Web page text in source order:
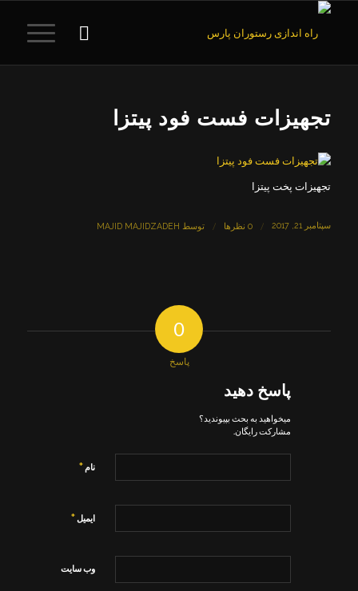
تجهیزات فست فود پیتزا
تجهیزات پخت پیتزا
سپتامبر 21, 2017 / 0 نظرها / توسط MAJID MAJIDZADEH
0
پاسخ
پاسخ دهید
میخواهید به بحث بپیوندید؟
مشارکت رایگان.
نام *
ایمیل *
وب‌ سایت